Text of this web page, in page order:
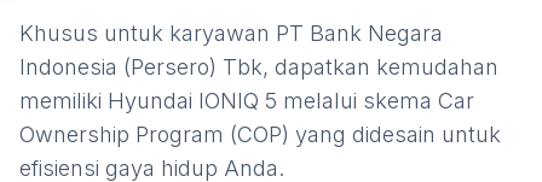
Khusus untuk karyawan PT Bank Negara
Indonesia (Persero) Tbk, dapatkan kemudahan
memiliki Hyundai IONIQ 5 melalui skema Car
Ownership Program (COP) yang didesain untuk
efisiensi gaya hidup Anda.